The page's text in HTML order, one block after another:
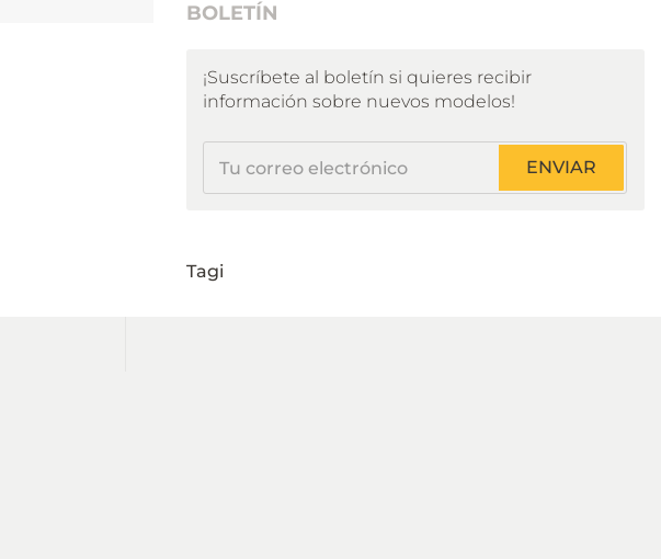
BOLETÍN
¡Suscríbete al boletín si quieres recibir
información sobre nuevos modelos!
correo
ENVIAR
Tagi